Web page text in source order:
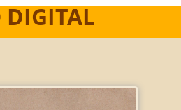
DIGITAL